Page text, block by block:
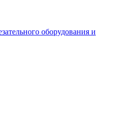
оборудования и